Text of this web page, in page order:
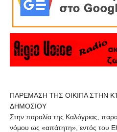
ΠΑΡΕΜΑΣΗ ΤΗΣ ΟΙΚΙΠΑ ΣΤΗΝ
ΔΗΜΟΣΙΟΥ
Στην παραλία της Καλόγριας,
νόμου ως «απάτητη», εντός του